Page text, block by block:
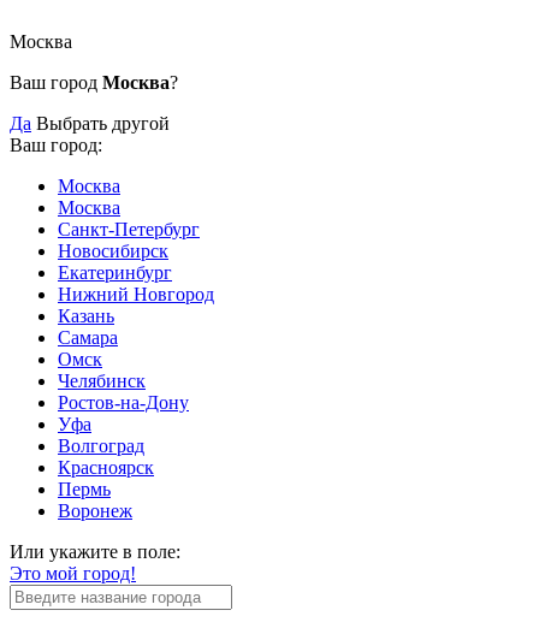
Москва
Ваш город Москва?
Да Выбрать другой
Ваш город:
Москва
Москва
Санкт-Петербург
Новосибирск
Екатеринбург
Нижний Новгород
Казань
Самара
Омск
Челябинск
Ростов-на-Дону
Уфа
Волгоград
Красноярск
Пермь
Воронеж
Или укажите в поле:
Это мой город!